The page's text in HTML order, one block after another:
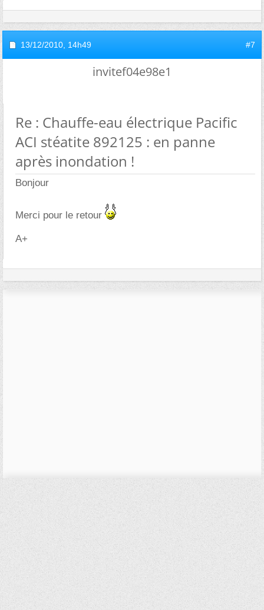
13/12/2010, 14h49 #7
invitef04e98e1
Re : Chauffe-eau électrique Pacific
ACI stéatite 892125 : en panne
après inondation !
Bonjour
Merci pour le retour
A+